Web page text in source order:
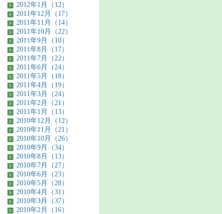
2012年1月（12）
2011年12月（17）
2011年11月（14）
2011年10月（22）
2011年9月（10）
2011年8月（17）
2011年7月（22）
2011年6月（24）
2011年5月（18）
2011年4月（19）
2011年3月（24）
2011年2月（21）
2011年1月（13）
2010年12月（12）
2010年11月（21）
2010年10月（26）
2010年9月（34）
2010年8月（13）
2010年7月（27）
2010年6月（23）
2010年5月（28）
2010年4月（31）
2010年3月（37）
2010年2月（16）